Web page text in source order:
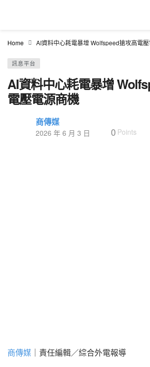
Home AI資料中心耗電暴增 Wolfspeed搶攻高電
訊息平台
AI資料中心耗電暴增
電壓電源商機
商傳媒
2026 年 6 月 3 日 0 Points
商傳媒 ｜責任編輯／綜合外電報導